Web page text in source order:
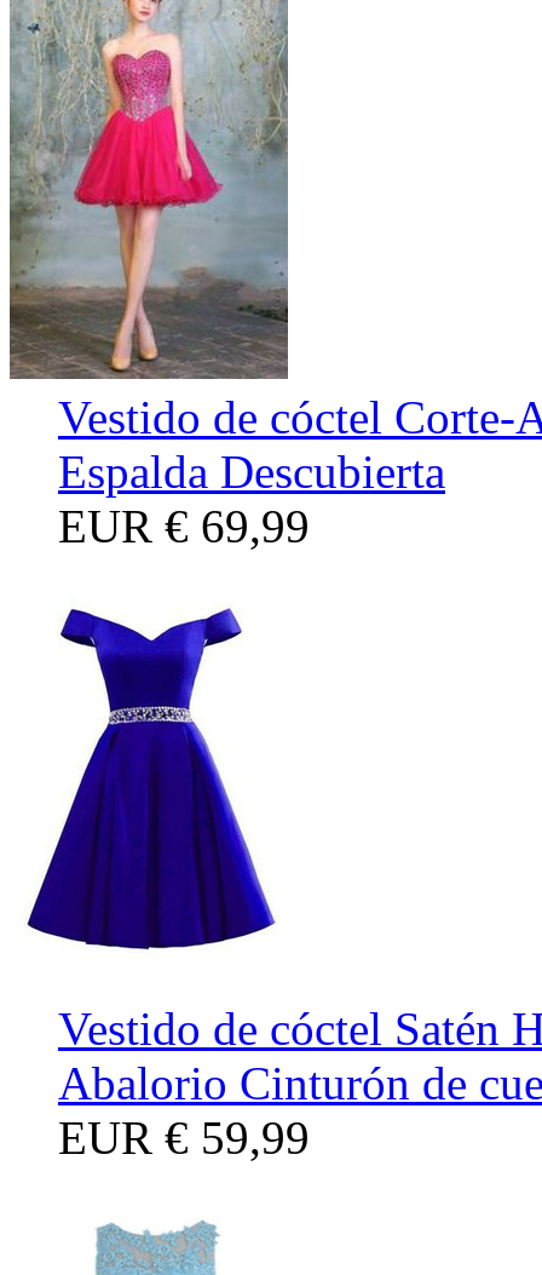
Vestido de cóctel
Espalda Descubierta
EUR € 69,99
Vestido de cóctel Satén
Abalorio Cinturón de
EUR € 59,99